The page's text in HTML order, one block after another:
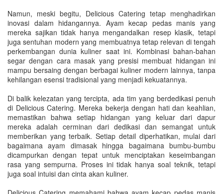
Namun, meski begitu, Delicious Catering tetap menghadirkan
inovasi dalam hidangannya. Ayam kecap pedas manis yang
mereka sajikan tidak hanya mengandalkan resep klasik, tetapi
juga sentuhan modern yang membuatnya tetap relevan di tengah
perkembangan dunia kuliner saat ini. Kombinasi bahan-bahan
segar dengan cara masak yang presisi membuat hidangan ini
mampu bersaing dengan berbagai kuliner modern lainnya, tanpa
kehilangan esensi tradisional yang menjadi kekuatannya.
Di balik kelezatan yang tercipta, ada tim yang berdedikasi penuh
di Delicious Catering. Mereka bekerja dengan hati dan keahlian,
memastikan bahwa setiap hidangan yang keluar dari dapur
mereka adalah cerminan dari dedikasi dan semangat untuk
memberikan yang terbaik. Setiap detail diperhatikan, mulai dari
bagaimana ayam dimasak hingga bagaimana bumbu-bumbu
dicampurkan dengan tepat untuk menciptakan keseimbangan
rasa yang sempurna. Proses ini tidak hanya soal teknik, tetapi
juga soal intuisi dan cinta akan kuliner.